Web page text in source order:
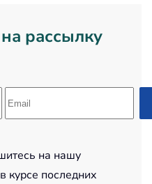
рассылку
на нашу
курсе последних